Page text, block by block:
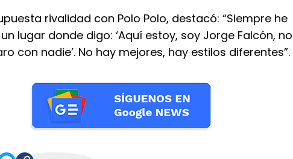
rivalidad con Polo Polo, destacó: “Siempre he
lugar donde digo: ‘Aquí estoy, soy Jorge Falcón, no
con nadie’. No hay mejores, hay estilos diferentes”.